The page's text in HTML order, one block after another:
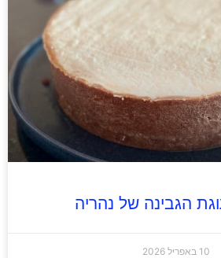
הגבינה של נהריה
10 באפריל 2026